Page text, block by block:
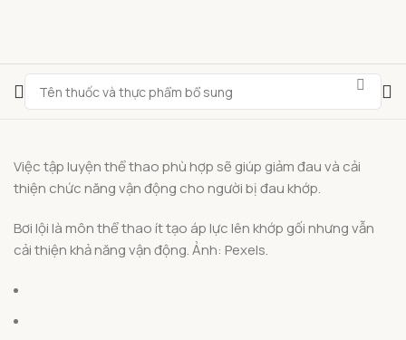
Việc tập luyện thể thao phù hợp sẽ giúp giảm đau và cải
thiện chức năng vận động cho người bị đau khớp.
Bơi lội là môn thể thao ít tạo áp lực lên khớp gối nhưng vẫn
cải thiện khả năng vận động. Ảnh: Pexels.